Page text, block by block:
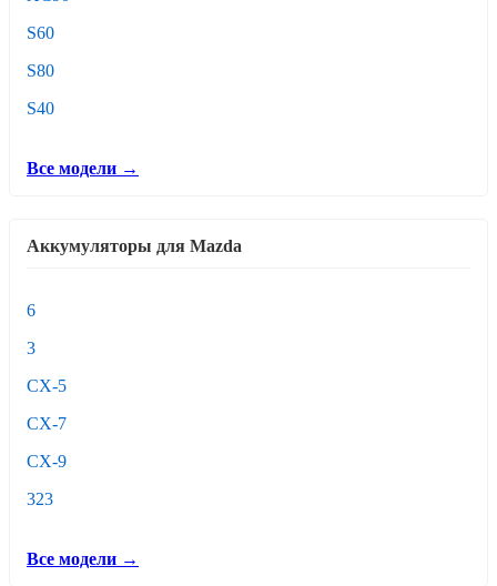
S60
S80
S40
Все модели →
Аккумуляторы для Mazda
6
3
CX-5
CX-7
CX-9
323
Все модели →